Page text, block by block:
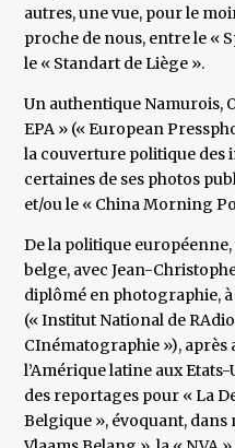
autres, une vue, pour le
proche de nous, entre le «
le « Standart de Liège ».
Un authentique Namurois,
EPA » (« European
la couverture politique des
certaines de ses photos
et/ou le « China Morning
De la politique
belge, avec Jean-
diplômé en photographie, à
(« Institut National de
CInématographie »),
l’Amérique latine aux
des reportages pour « La
Belgique », évoquant,